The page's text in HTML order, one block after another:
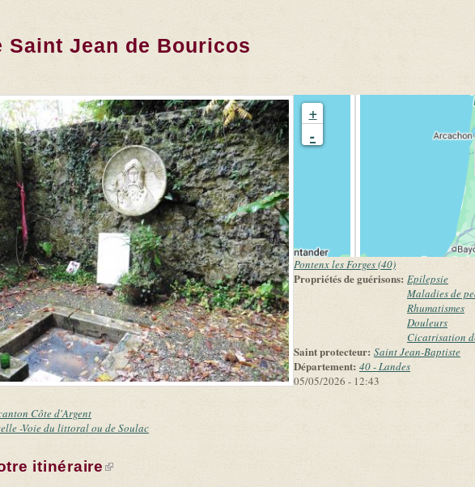
Saint Jean de Bouricos
+
-
Pontenx les Forges (40)
Propriétés de guérisons: Epilepsie
Maladies de
Rhumatismes
Douleurs
Cicatrisation
Saint protecteur: Saint Jean-Baptiste
Département: 40 - Landes
05/05/2026 - 12:43
Côte d'Argent
-Voie du littoral ou de Soulac
itinéraire(link is external)